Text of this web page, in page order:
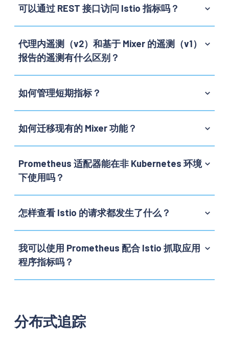
可以通过 REST 接口访问 Istio 指标吗？
代理内遥测（v2）和基于 Mixer 的遥测（v1）
报告的遥测有什么区别？
如何管理短期指标？
如何迁移现有的 Mixer 功能？
Prometheus 适配器能在非 Kubernetes 环境
下使用吗？
怎样查看 Istio 的请求都发生了什么？
我可以使用 Prometheus 配合 Istio 抓取应用
程序指标吗？
分布式追踪